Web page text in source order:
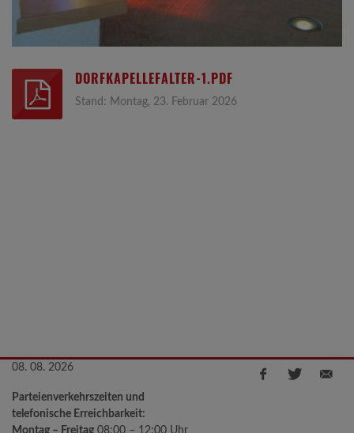
DORFKAPELLEFALTER-1.PDF
Stand: Montag, 23. Februar 2026
08. 08. 2026
Parteienverkehrszeiten und
telefonische Erreichbarkeit:
Montag – Freitag 08:00 – 12:00 Uhr